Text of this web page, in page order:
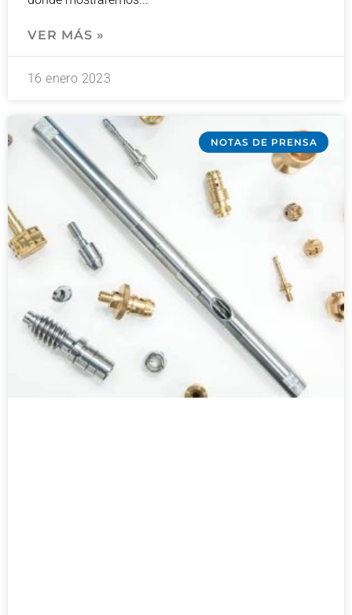
VER MÁS »
16 enero 2023
NOTAS DE PRENSA